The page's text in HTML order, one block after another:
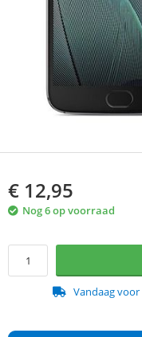
€ 12,95
Nog 6 op voorraad
Vandaag voor